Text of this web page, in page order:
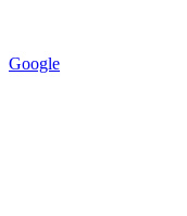
Google